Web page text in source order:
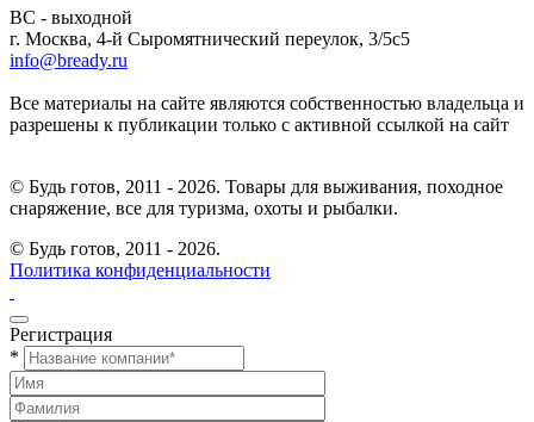
ВС - выходной
г. Москва, 4-й Сыромятнический переулок, 3/5с5
info@bready.ru
Все материалы на сайте являются собственностью владельца и
разрешены к публикации только с активной ссылкой на сайт
© Будь готов, 2011 - 2026. Товары для выживания, походное
снаряжение, все для туризма, охоты и рыбалки.
© Будь готов, 2011 - 2026.
Политика конфиденциальности
Регистрация
*